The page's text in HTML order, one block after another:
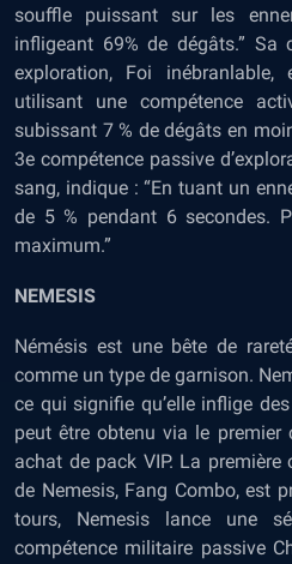
souffle puissant sur les
infligeant 69% de dégâts.” Sa
exploration, Foi
utilisant une compétence
subissant 7 % de dégâts en
3e compétence passive
sang, indique : “En tuant un
de 5 % pendant 6 secondes.
maximum.”
NEMESIS
Némésis est une bête de
comme un type de garnison.
ce qui signifie qu’elle inflige
peut être obtenu via le premier
achat de pack VIP. La
de Nemesis, Fang Combo, est
tours, Nemesis lance une
compétence militaire passive